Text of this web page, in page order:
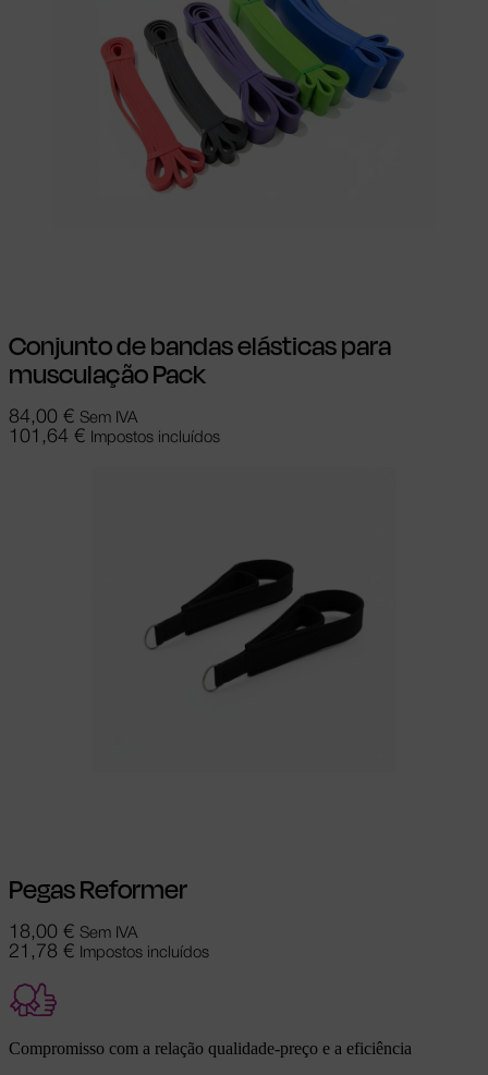
Conjunto de bandas elásticas para
musculação Pack
84,00 € Sem IVA
101,64 € Impostos incluídos
Pegas Reformer
18,00 € Sem IVA
21,78 € Impostos incluídos
Compromisso com a relação qualidade-preço e a eficiência